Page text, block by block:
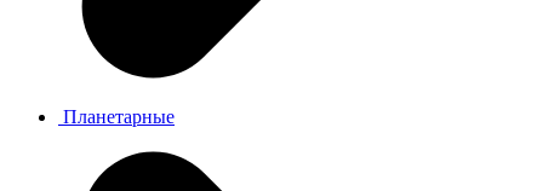
Планетарные